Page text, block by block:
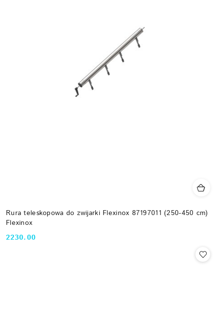
Rura teleskopowa do zwijarki Flexinox 87197011 (250-450 cm)
Flexinox
Cena:
2230.00